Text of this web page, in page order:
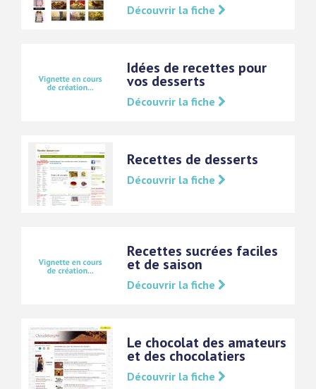
Découvrir la fiche
Idées de recettes pour
vos desserts
Découvrir la fiche
Recettes de desserts
Découvrir la fiche
Recettes sucrées faciles
et de saison
Découvrir la fiche
Le chocolat des amateurs
et des chocolatiers
Découvrir la fiche